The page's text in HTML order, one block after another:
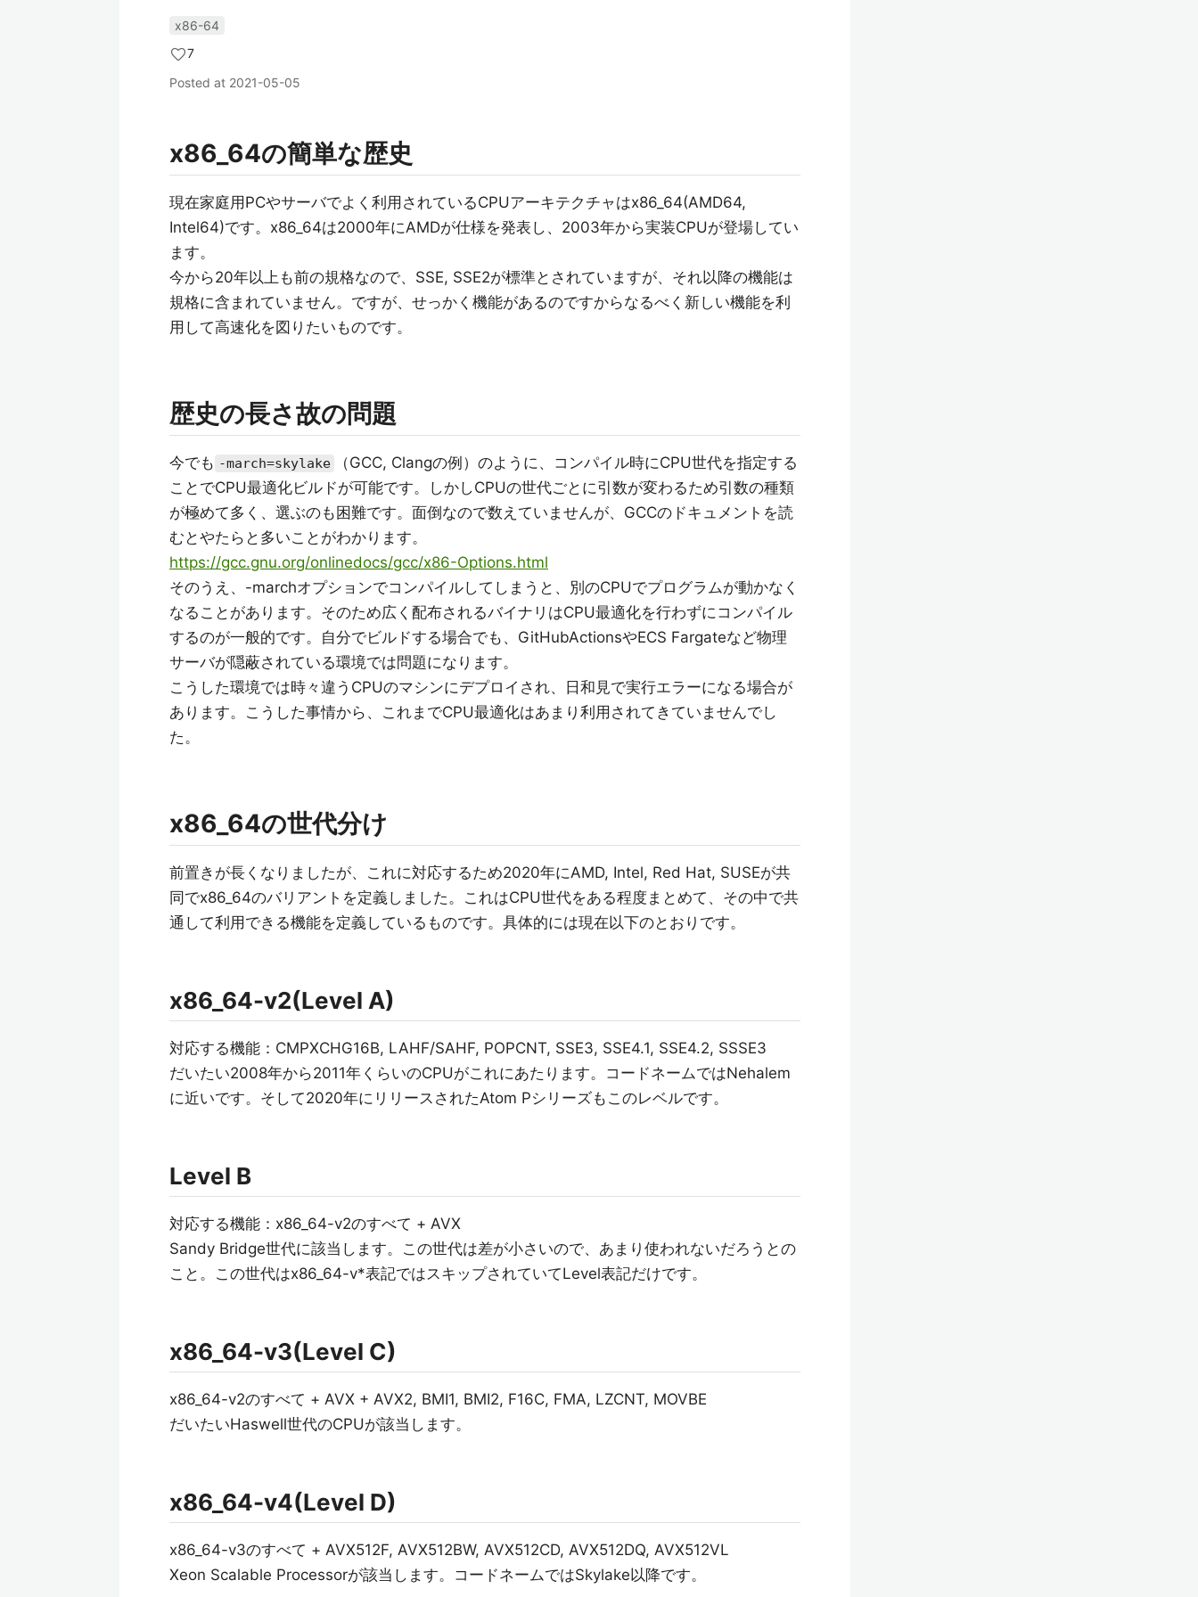
x86-64
7
Posted at 2021-05-05
x86_64の簡単な歴史
現在家庭用PCやサーバでよく利用されているCPUアーキテクチャはx86_64(AMD64,
Intel64)です。x86_64は2000年にAMDが仕様を発表し、2003年から実装CPUが登場してい
ます。
今から20年以上も前の規格なので、SSE, SSE2が標準とされていますが、それ以降の機能は
規格に含まれていません。ですが、せっかく機能があるのですからなるべく新しい機能を利
用して高速化を図りたいものです。
歴史の長さ故の問題
今でも -march=skylake
（GCC, Clangの例）のように、コンパイル時にCPU世代を指定する
ことでCPU最適化ビルドが可能です。しかしCPUの世代ごとに引数が変わるため引数の種類
が極めて多く、選ぶのも困難です。面倒なので数えていませんが、GCCのドキュメントを読
むとやたらと多いことがわかります。
https://gcc.gnu.org/onlinedocs/gcc/x86-Options.html
そのうえ、-marchオプションでコンパイルしてしまうと、別のCPUでプログラムが動かなく
なることがあります。そのため広く配布されるバイナリはCPU最適化を行わずにコンパイル
するのが一般的です。自分でビルドする場合でも、GitHubActionsやECS Fargateなど物理
サーバが隠蔽されている環境では問題になります。
こうした環境では時々違うCPUのマシンにデプロイされ、日和見で実行エラーになる場合が
あります。こうした事情から、これまでCPU最適化はあまり利用されてきていませんでし
た。
x86_64の世代分け
前置きが長くなりましたが、これに対応するため2020年にAMD, Intel, Red Hat, SUSEが共
同でx86_64のバリアントを定義しました。これはCPU世代をある程度まとめて、その中で共
通して利用できる機能を定義しているものです。具体的には現在以下のとおりです。
x86_64-v2(Level A)
対応する機能：CMPXCHG16B, LAHF/SAHF, POPCNT, SSE3, SSE4.1, SSE4.2, SSSE3
だいたい2008年から2011年くらいのCPUがこれにあたります。コードネームではNehalem
に近いです。そして2020年にリリースされたAtom Pシリーズもこのレベルです。
Level B
対応する機能：x86_64-v2のすべて + AVX
Sandy Bridge世代に該当します。この世代は差が小さいので、あまり使われないだろうとの
こと。この世代はx86_64-v*表記ではスキップされていてLevel表記だけです。
x86_64-v3(Level C)
x86_64-v2のすべて + AVX + AVX2, BMI1, BMI2, F16C, FMA, LZCNT, MOVBE
だいたいHaswell世代のCPUが該当します。
x86_64-v4(Level D)
x86_64-v3のすべて + AVX512F, AVX512BW, AVX512CD, AVX512DQ, AVX512VL
Xeon Scalable Processorが該当します。コードネームではSkylake以降です。